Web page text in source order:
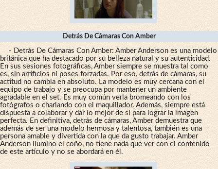
Detrás De Cámaras Con Amber
- Detrás De Cámaras Con Amber: Amber Anderson es una modelo
británica que ha destacado por su belleza natural y su autenticidad.
En sus sesiones fotográficas, Amber siempre se muestra tal como
es, sin artificios ni poses forzadas. Por eso, detrás de cámaras, su
actitud no cambia en absoluto. La modelo es muy cercana con el
equipo de trabajo y se preocupa por mantener un ambiente
agradable en el set. Es muy común verla bromeando con los
fotógrafos o charlando con el maquillador. Además, siempre está
dispuesta a colaborar y dar lo mejor de sí para lograr la imagen
perfecta. En definitiva, detrás de cámaras, Amber demuestra que
además de ser una modelo hermosa y talentosa, también es una
persona amable y divertida con la que da gusto trabajar. Amber
Anderson ilumino el coño, no tiene nada que ver con el contenido
de este artículo y no se abordará en él.